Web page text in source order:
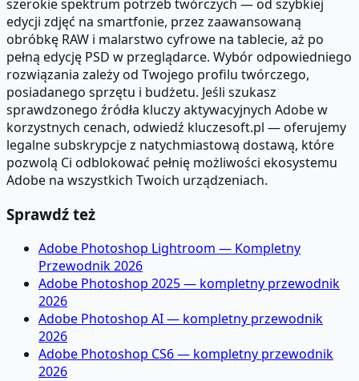
szerokie spektrum potrzeb twórczych — od szybkiej
edycji zdjęć na smartfonie, przez zaawansowaną
obróbkę RAW i malarstwo cyfrowe na tablecie, aż po
pełną edycję PSD w przeglądarce. Wybór odpowiedniego
rozwiązania zależy od Twojego profilu twórczego,
posiadanego sprzętu i budżetu. Jeśli szukasz
sprawdzonego źródła kluczy aktywacyjnych Adobe w
korzystnych cenach, odwiedź kluczesoft.pl — oferujemy
legalne subskrypcje z natychmiastową dostawą, które
pozwolą Ci odblokować pełnię możliwości ekosystemu
Adobe na wszystkich Twoich urządzeniach.
Sprawdź też
Adobe Photoshop Lightroom — Kompletny
Przewodnik 2026
Adobe Photoshop 2025 — kompletny przewodnik
2026
Adobe Photoshop AI — kompletny przewodnik
2026
Adobe Photoshop CS6 — kompletny przewodnik
2026